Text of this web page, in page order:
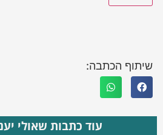
שיתוף הכתבה:
עוד כתבות שאולי